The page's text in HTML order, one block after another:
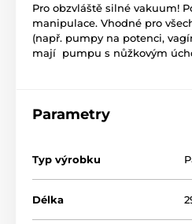
Pro obzvláště silné vakuum!
manipulace. Vhodné pro
(např. pumpy na potenci,
mají pumpu s nůžkovým
Parametry
Typ výrobku
Délka